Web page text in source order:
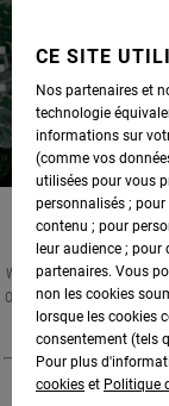
WITH EARTH DAY UPON US
OUR FAVORITE ECO-
CE SITE
Nos partenaires et
technologie
informations sur
(comme vos
utilisées pour vous
personnalisés ;
contenu ; pour
leur audience ;
partenaires. Vous
non les cookies
lorsque les cookies
consentement (tels
Pour plus
cookies et Politique